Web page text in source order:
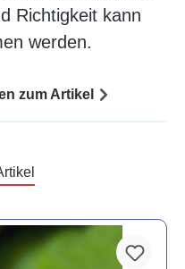
Richtigkeit kann
werden.
zum Artikel